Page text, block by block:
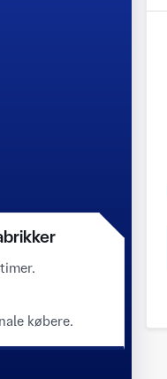
købere.